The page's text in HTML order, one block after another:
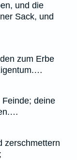
und die
Sack, und
zum Erbe
deine
zerschmettern